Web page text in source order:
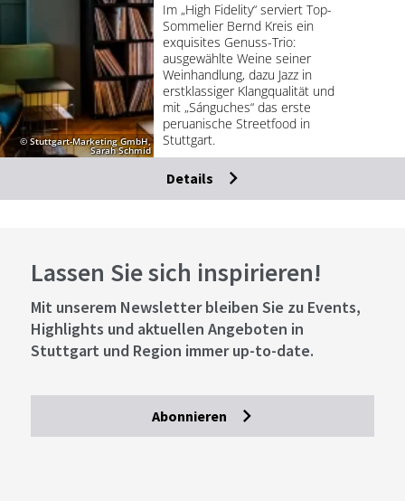
© Stuttgart-Marketing GmbH,
Sarah Schmid
Im „High Fidelity“ serviert Top-
Sommelier Bernd Kreis ein
exquisites Genuss-Trio:
ausgewählte Weine seiner
Weinhandlung, dazu Jazz in
erstklassiger Klangqualität und
mit „Sánguches“ das erste
peruanische Streetfood in
Stuttgart.
Details
Lassen Sie sich inspirieren!
Mit unserem Newsletter bleiben Sie zu Events,
Highlights und aktuellen Angeboten in
Stuttgart und Region immer up-to-date.
Abonnieren